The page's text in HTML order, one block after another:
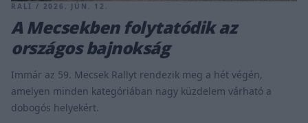
RALI / 2026. JÚN. 12.
A Mecsekben folytatódik az
országos bajnokság
Immár az 59. Mecsek Rallyt rendezik meg a hét végén,
amelyen minden kategóriában nagy küzdelem várható a
dobogós helyekért.